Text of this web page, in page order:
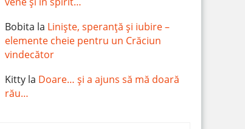
Bobita la Liniște, speranță și iubire –
elemente cheie pentru un Crăciun
vindecător
Kitty la Doare… și a ajuns să mă doară
rău…